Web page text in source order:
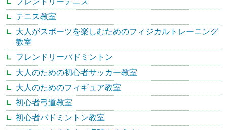
テニス教室
大人がスポーツを楽しむためのフィジカルトレーニング
教室
フレンドリーバドミントン
大人のための初心者サッカー教室
大人のためのフィギュア教室
初心者弓道教室
初心者バドミントン教室